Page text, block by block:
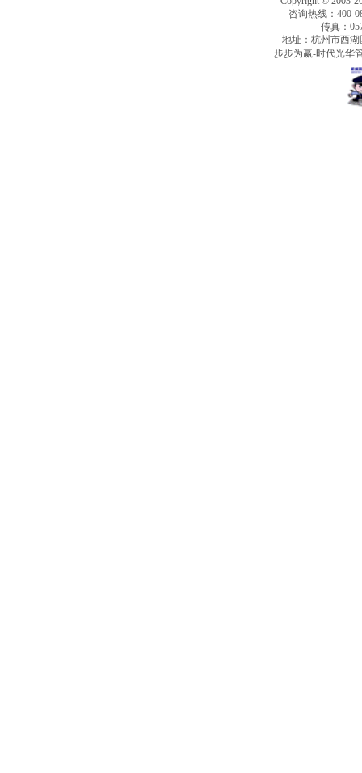
咨询热线：400-
传真：
地址：杭州市西
步步为赢-时代光华